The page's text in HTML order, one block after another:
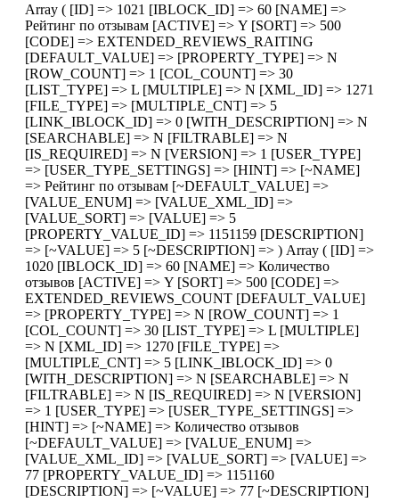
Array ( [ID] => 1021 [IBLOCK_ID] => 60 [NAME] =>
Рейтинг по отзывам [ACTIVE] => Y [SORT] => 500
[CODE] => EXTENDED_REVIEWS_RAITING
[DEFAULT_VALUE] => [PROPERTY_TYPE] => N
[ROW_COUNT] => 1 [COL_COUNT] => 30
[LIST_TYPE] => L [MULTIPLE] => N [XML_ID] => 1271
[FILE_TYPE] => [MULTIPLE_CNT] => 5
[LINK_IBLOCK_ID] => 0 [WITH_DESCRIPTION] => N
[SEARCHABLE] => N [FILTRABLE] => N
[IS_REQUIRED] => N [VERSION] => 1 [USER_TYPE]
=> [USER_TYPE_SETTINGS] => [HINT] => [~NAME]
=> Рейтинг по отзывам [~DEFAULT_VALUE] =>
[VALUE_ENUM] => [VALUE_XML_ID] =>
[VALUE_SORT] => [VALUE] => 5
[PROPERTY_VALUE_ID] => 1151159 [DESCRIPTION]
=> [~VALUE] => 5 [~DESCRIPTION] => ) Array ( [ID] =>
1020 [IBLOCK_ID] => 60 [NAME] => Количество
отзывов [ACTIVE] => Y [SORT] => 500 [CODE] =>
EXTENDED_REVIEWS_COUNT [DEFAULT_VALUE]
=> [PROPERTY_TYPE] => N [ROW_COUNT] => 1
[COL_COUNT] => 30 [LIST_TYPE] => L [MULTIPLE]
=> N [XML_ID] => 1270 [FILE_TYPE] =>
[MULTIPLE_CNT] => 5 [LINK_IBLOCK_ID] => 0
[WITH_DESCRIPTION] => N [SEARCHABLE] => N
[FILTRABLE] => N [IS_REQUIRED] => N [VERSION]
=> 1 [USER_TYPE] => [USER_TYPE_SETTINGS] =>
[HINT] => [~NAME] => Количество отзывов
[~DEFAULT_VALUE] => [VALUE_ENUM] =>
[VALUE_XML_ID] => [VALUE_SORT] => [VALUE] =>
77 [PROPERTY_VALUE_ID] => 1151160
[DESCRIPTION] => [~VALUE] => 77 [~DESCRIPTION]